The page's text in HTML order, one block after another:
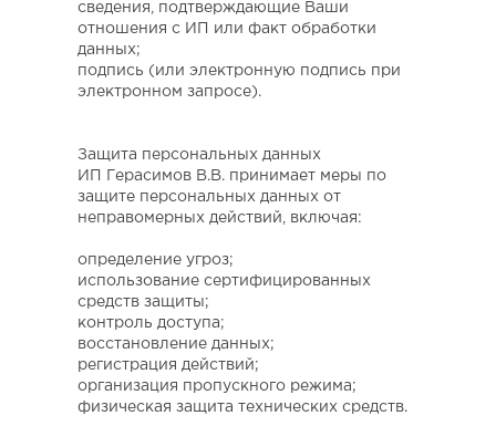
сведения, подтверждающие Ваши
отношения с ИП или факт обработки
данных;
подпись (или электронную подпись при
электронном запросе).
Защита персональных данных
ИП Герасимов В.В. принимает меры по
защите персональных данных от
неправомерных действий, включая:
определение угроз;
использование сертифицированных
средств защиты;
контроль доступа;
восстановление данных;
регистрация действий;
организация пропускного режима;
физическая защита технических средств.